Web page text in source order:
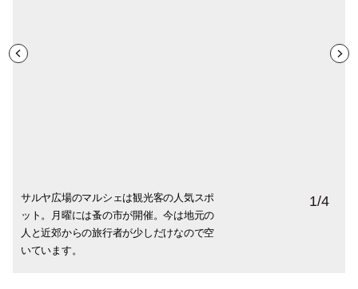
サルヤ広場のマルシェは観光客の人気スポ
ット。月曜には蚤の市が開催。今は地元の
人と近郊からの旅行者が少しだけなので空
いています。
規制緩和に向けてオープン準備中。パリと
同じく飲食店は昨年の11月からクローズ状
態でした。ニースのテラス席もいよいよ解
禁。
迷路のような旧市街。賑わっている所もあ
りますが、通りによってはまだ閉まってい
るお店が多く、独特の雰囲気を醸し出して
います。
海からちょっと北に上がったマルシェのお
魚屋さんの裏側には、おこぼれを狙うカモ
メがこんなに！あ、何かくわえて飛び立っ
た！！
1/4